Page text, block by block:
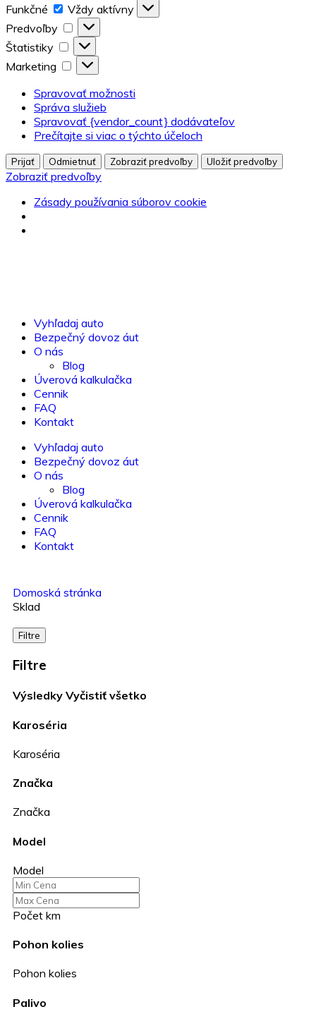
Funkčné
Vždy aktívny
Predvoľby
Štatistiky
Marketing
Spravovať možnosti
Správa služieb
Spravovať {vendor_count} dodávateľov
Prečítajte si viac o týchto účeloch
Prijať Odmietnuť Zobraziť predvoľby Uložiť predvoľby
Zobraziť predvoľby
Zásady používania súborov cookie
Vyhľadaj auto
Bezpečný dovoz áut
O nás
Blog
Úverová kalkulačka
Cennik
FAQ
Kontakt
Vyhľadaj auto
Bezpečný dovoz áut
O nás
Blog
Úverová kalkulačka
Cennik
FAQ
Kontakt
Domoská stránka
Sklad
Filtre
Filtre
Výsledky Vyčistiť všetko
Karoséria
Karoséria
Značka
Značka
Model
Model
Počet km
Pohon kolies
Pohon kolies
Palivo